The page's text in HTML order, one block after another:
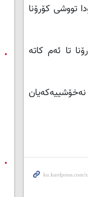
هاووڵاتیی دیکە لە 24 کاتژمێری ڕابردوودا تووشی کۆرۆنا
کۆرۆنا تا ئەم کاتە
ئاشکراشی کرد تا ئەمڕۆ 6 ملیۆن و 719 هەزار و 4 کەس نەخۆشییەکەیان